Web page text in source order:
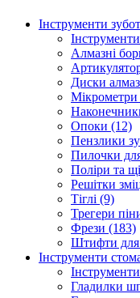
Інструменти
Алмазні
Диски
Мікрометри
Опоки (12)
Пензлики
Пилочки
Поліри та
Решітки
Тіглі (9)
Трегери
Фрези (183)
Штифти для
Інструменти
Гладилки